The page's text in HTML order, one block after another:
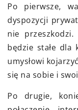
Po pierwsze,
dyspozycji
nie
będzie stałe dla
umysłowi
się na sobie i
Po drugie,